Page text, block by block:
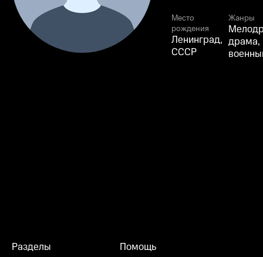
Место
рождения
Ленинград,
СССР
Жанры
драма,
Разделы Помощь